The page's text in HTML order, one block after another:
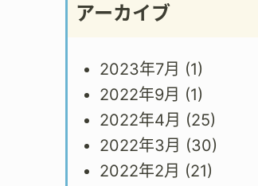
アーカイブ
2023年7月 (1)
2022年9月 (1)
2022年4月 (25)
2022年3月 (30)
2022年2月 (21)